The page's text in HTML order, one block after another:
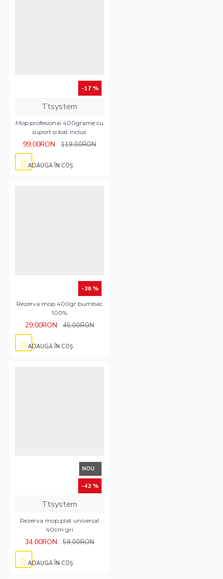
-17 %
Ttsystem
Mop profesional 400grame cu
suport si bat inclus
99,00RON 119,00RON
ADAUGĂ ÎN COŞ
-36 %
Rezerva mop 400gr bumbac
100%
29,00RON 45,00RON
ADAUGĂ ÎN COŞ
NOU
-42 %
Ttsystem
Rezerva mop plat universal
40cm gri
34,00RON 59,00RON
ADAUGĂ ÎN COŞ